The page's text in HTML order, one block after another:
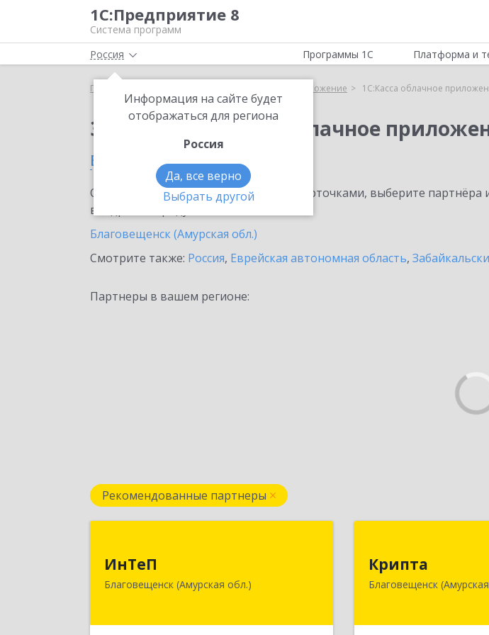
1С:Предприятие 8
Система программ
Россия
Информация на сайте будет
отображаться для региона
Россия
Да, все верно
Выбрать другой
Программы 1С Платформа и
Главная 1С:Касса облачное приложение 1С:Касса облачное
Заказать 1С:Касса облачное
в Амурской области
Ознакомьтесь с информационными карточками, выберите партнёра
внедрение продукта.
Благовещенск (Амурская обл.)
Смотрите также: Россия, Еврейская автономная область,
Партнеры в вашем регионе:
Рекомендованные партнеры
ИнТеП
Благовещенск (Амурская обл.)
г, Горького ул, дом № 172/1
Подробнее
Крипта
Благовещенск
675000, Амурская
г, Амурская